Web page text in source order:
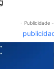
- Publicidade -